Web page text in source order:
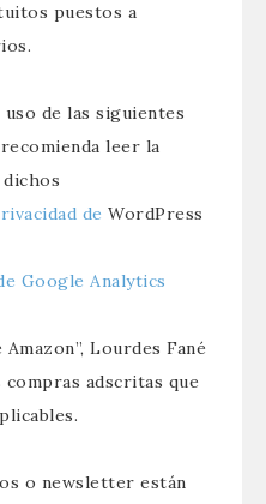
puestos a
de las siguientes
leer la
de WordPress
Google Analytics
Lourdes Fané
adscritas que
o newsletter están